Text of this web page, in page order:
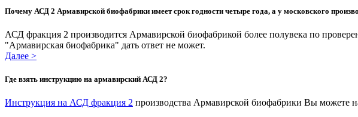
Почему АСД 2 Армавирской биофабрики имеет срок годности четыре года, а у московского
АСД фракция 2 производится Армавирской биофабрикой более полувека по
"Армавирская биофабрика" дать ответ не может.
Далее >
Где взять инструкцию на армавирский АСД 2?
Инструкция на АСД фракция 2 производства Армавирской биофабрики Вы можете